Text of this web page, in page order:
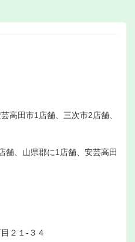
高田市1店舗、三次市2店舗、
舗、山県郡に1店舗、安芸高田
２１-３４